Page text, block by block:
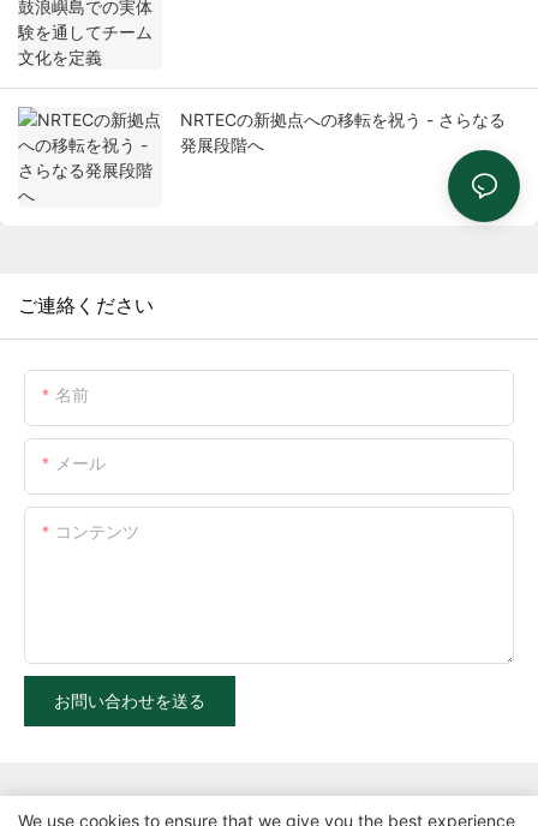
NRTECの新拠点への移転を祝う - さらなる
発展段階へ
ご連絡ください
名前
メール
コンテンツ
お問い合わせを送る
We use cookies to ensure that we give you the best experience